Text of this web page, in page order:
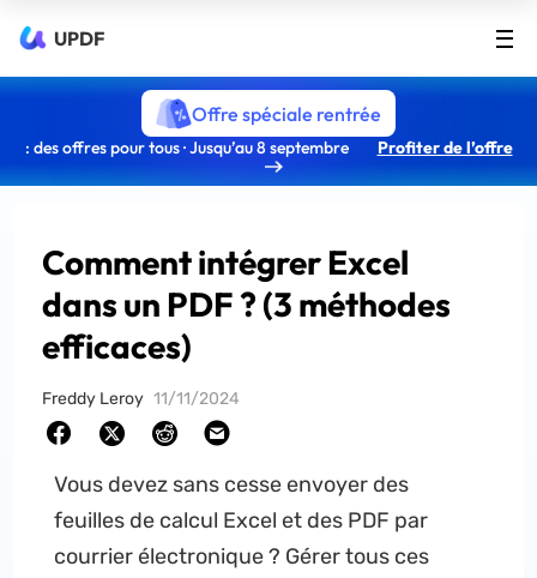
UPDF
Offre spéciale rentrée
: des offres pour tous · Jusqu’au 8 septembre Profiter de l’offre
Comment intégrer Excel
dans un PDF ? (3 méthodes
efficaces)
Freddy Leroy 11/11/2024
Vous devez sans cesse envoyer des
feuilles de calcul Excel et des PDF par
courrier électronique ? Gérer tous ces